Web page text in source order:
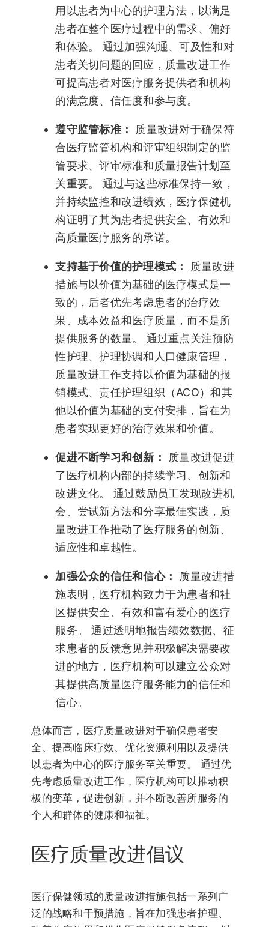
用以患者为中心的护理方法，以满足
患者在整个医疗过程中的需求、偏好
和体验。 通过加强沟通、可及性和对
患者关切问题的回应，质量改进工作
可提高患者对医疗服务提供者和机构
的满意度、信任度和参与度。
遵守监管标准： 质量改进对于确保符
合医疗监管机构和评审组织制定的监
管要求、评审标准和质量报告计划至
关重要。 通过与这些标准保持一致，
并持续监控和改进绩效，医疗保健机
构证明了其为患者提供安全、有效和
高质量医疗服务的承诺。
支持基于价值的护理模式：
质量改进
措施与以价值为基础的医疗模式是一
致的，后者优先考虑患者的治疗效
果、成本效益和医疗质量，而不是所
提供服务的数量。 通过重点关注预防
性护理、护理协调和人口健康管理，
质量改进工作支持以价值为基础的报
销模式、责任护理组织（ACO）和其
他以价值为基础的支付安排，旨在为
患者实现更好的治疗效果和价值。
促进不断学习和创新：
质量改进促进
了医疗机构内部的持续学习、创新和
改进文化。 通过鼓励员工发现改进机
会、尝试新方法和分享最佳实践，质
量改进工作推动了医疗服务的创新、
适应性和卓越性。
加强公众的信任和信心：
质量改进措
施表明，医疗机构致力于为患者和社
区提供安全、有效和富有爱心的医疗
服务。 通过透明地报告绩效数据、征
求患者的反馈意见并积极解决需要改
进的地方，医疗机构可以建立公众对
其提供高质量医疗服务能力的信任和
信心。
总体而言，医疗质量改进对于确保患者安
全、提高临床疗效、优化资源利用以及提供
以患者为中心的医疗服务至关重要。 通过优
先考虑质量改进工作，医疗机构可以推动积
极的变革，促进创新，并不断改善所服务的
个人和群体的健康和福祉。
医疗质量改进倡议
医疗保健领域的质量改进措施包括一系列广
泛的战略和干预措施，旨在加强患者护理、